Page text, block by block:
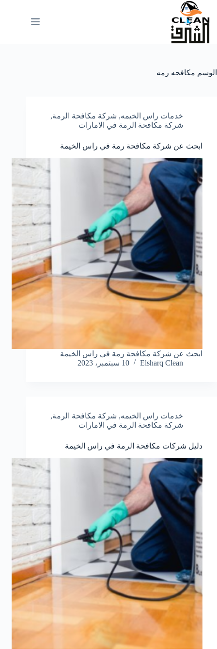
التجاوز
المحتوى
الوسم مكافحه رمه
خدمات راس الخيمه, شركة مكافحة الرمة,
شركة مكافحة الرمة في الامارات
ابحث عن شركة مكافحة رمة في راس الخيمة
ابحث عن شركة مكافحة رمة في راس الخيمة
Elsharq Clean
10 سبتمبر، 2023
خدمات راس الخيمه, شركة مكافحة الرمة,
شركة مكافحة الرمة في الامارات
دليل شركات مكافحة الرمة في راس الخيمة